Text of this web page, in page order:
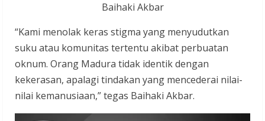
Baihaki Akbar
“Kami menolak keras stigma yang menyudutkan
suku atau komunitas tertentu akibat perbuatan
oknum. Orang Madura tidak identik dengan
kekerasan, apalagi tindakan yang mencederai nilai-
nilai kemanusiaan,” tegas Baihaki Akbar.